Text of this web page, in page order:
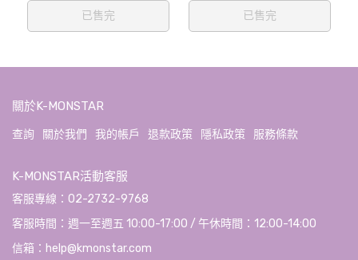
已售完 已售完
關於K-MONSTAR
查詢 關於我們 我的帳戶 退款政策 隱私政策 服務條款
K-MONSTAR活動客服
客服專線：02-2732-9768
客服時間：週一至週五 10:00-17:00 / 午休時間：12:00-14:00
信箱：help@kmonstar.com